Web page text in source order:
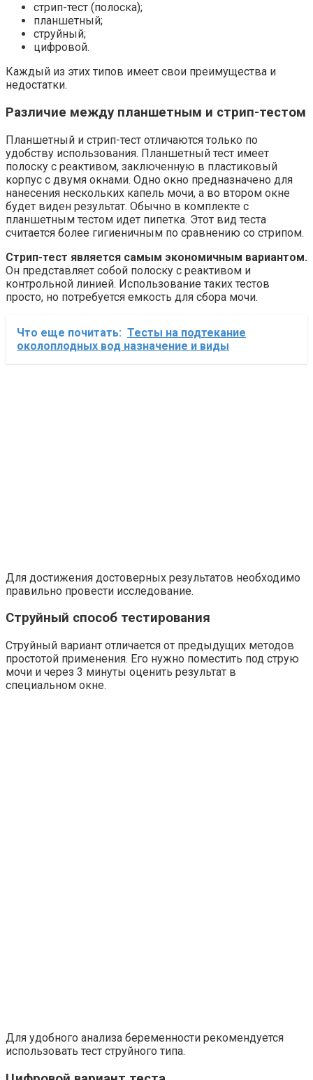
стрип-тест (полоска);
планшетный;
струйный;
цифровой.
Каждый из этих типов имеет свои преимущества и
недостатки.
Различие между планшетным и стрип-тестом
Планшетный и стрип-тест отличаются только по
удобству использования. Планшетный тест имеет
полоску с реактивом, заключенную в пластиковый
корпус с двумя окнами. Одно окно предназначено для
нанесения нескольких капель мочи, а во втором окне
будет виден результат. Обычно в комплекте с
планшетным тестом идет пипетка. Этот вид теста
считается более гигиеничным по сравнению со стрипом.
Стрип-тест является самым экономичным вариантом.
Он представляет собой полоску с реактивом и
контрольной линией. Использование таких тестов
просто, но потребуется емкость для сбора мочи.
Что еще почитать: Тесты на подтекание
околоплодных вод назначение и виды
Для достижения достоверных результатов необходимо
правильно провести исследование.
Струйный способ тестирования
Струйный вариант отличается от предыдущих методов
простотой применения. Его нужно поместить под струю
мочи и через 3 минуты оценить результат в
специальном окне.
Для удобного анализа беременности рекомендуется
использовать тест струйного типа.